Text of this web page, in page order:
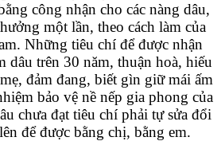
công nhận cho các nàng dâu,
một lần, theo cách làm của
Những tiêu chí để được nhận
dâu trên 30 năm, thuận hoà, hiếu
đảm đang, biết gìn giữ mái ấm
bảo vệ nề nếp gia phong của
chưa đạt tiêu chí phải tự sửa đổi
để được bằng chị, bằng em.